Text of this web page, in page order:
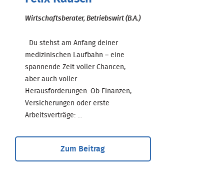
Wirtschaftsberater, Betriebswirt (B.A.)
Du stehst am Anfang deiner
medizinischen Laufbahn – eine
spannende Zeit voller Chancen,
aber auch voller
Herausforderungen. Ob Finanzen,
Versicherungen oder erste
Arbeitsverträge: ...
Zum Beitrag